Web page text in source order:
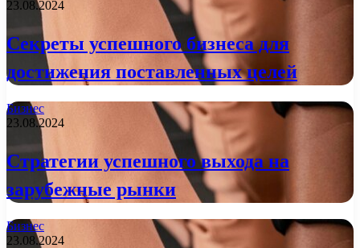
23.08.2024
Секреты успешного бизнеса для
достижения поставленных целей
Бизнес
23.08.2024
Стратегии успешного выхода на
зарубежные рынки
Бизнес
23.08.2024